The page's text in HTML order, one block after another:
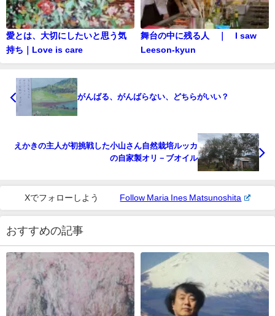
愛とは、大切にしたいと思う気
持ち｜Love is care
舞台の中に残る人 ｜ I saw
Leeson-kyun
がんばる、がんばらない、どちらがいい？
えかきの主人が初挑戦した小山さん自然栽培ルッカ
の自家製オリ－ブオイル
Xでフォローしよう Follow Maria Ines Matsunoshita
おすすめの記事